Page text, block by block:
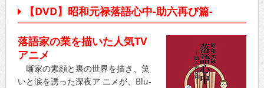
【DVD】昭和元禄落語心中-助六再び篇-
落語家の業を描いた人気TV
アニメ
噺家の素顔と裏の世界を描き、笑
いと涙を誘った深夜ア ニメが、Blu-